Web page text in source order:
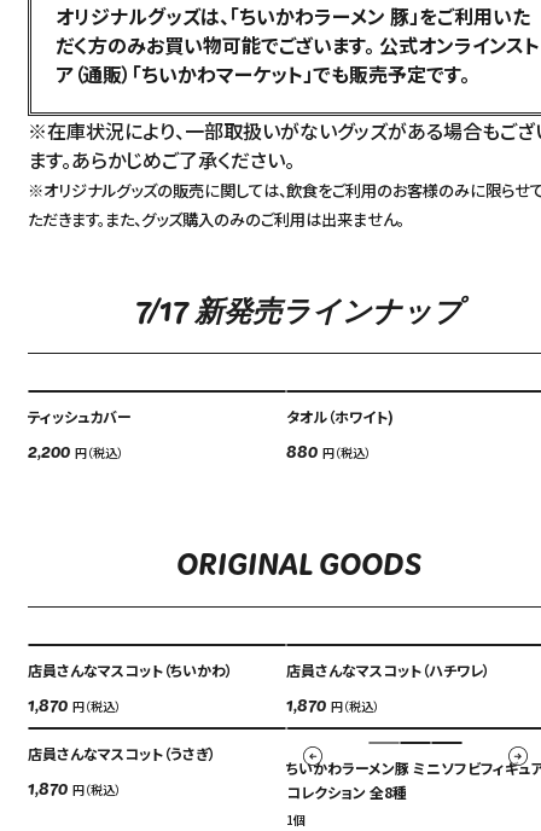
アクセス
ACCESS
Language
中文（简）
中文（繁）
オリジナルグッズは、「ちいかわラーメン 豚」をご利用いた
だく方のみお買い物可能でございます。 公式オンラインスト
ア（通販）「ちいかわマーケット」でも販売予定です。
※在庫状況により、一部取扱いがないグッズがある場合もござ
ます。あらかじめご了承ください。
※オリジナルグッズの販売に関しては、飲食をご利用のお客様のみに限らせ
ただきます。また、グッズ購入のみのご利用は出来ません。
7/17 新発売ラインナップ
ティッシュカバー
2,200 円（税込）
タオル（ホワイト)
880 円（税込）
ORIGINAL GOODS
店員さんなマスコット（ちいかわ）
1,870 円（税込）
店員さんなマスコット（ハチワレ）
1,870 円（税込）
店員さんなマスコット（うさぎ）
1,870 円（税込）
ちいかわラーメン豚 ミニソフビフィギュ
コレクション 全8種
1個